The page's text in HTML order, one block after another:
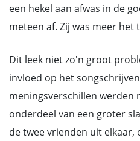
een hekel aan afwas in de
meteen af. Zij was meer het
Dit leek niet zo'n groot
invloed op het
meningsverschillen werden
onderdeel van een groter
de twee vrienden uit elkaar,